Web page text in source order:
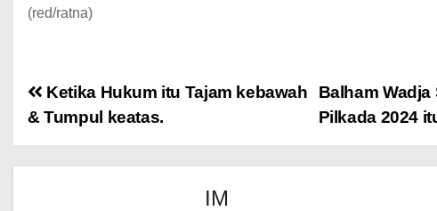
(red/ratna)
Balham Wadja
Pilkada 2024
Ketika Hukum itu Tajam kebawah
& Tumpul keatas.
IM